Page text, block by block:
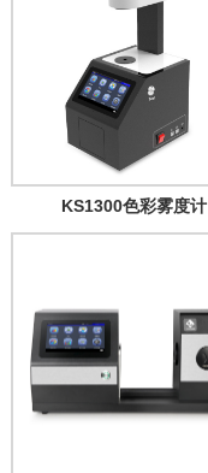
KS1300色彩雾度计